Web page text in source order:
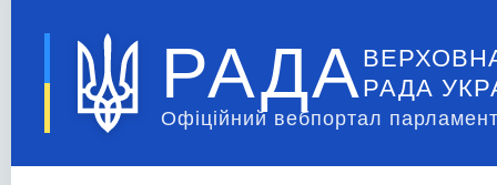
РАДА РАДА
Офіційний вебпортал